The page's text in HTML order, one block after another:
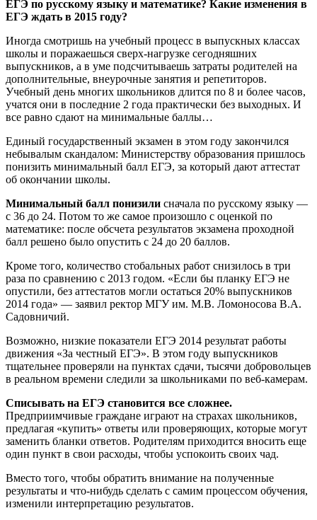
ЕГЭ по русскому языку и математике? Какие изменения в
ЕГЭ ждать в 2015 году?
Иногда смотришь на учебный процесс в выпускных классах
школы и поражаешься сверх-нагрузке сегодняшних
выпускников, а в уме подсчитываешь затраты родителей на
дополнительные, внеурочные занятия и репетиторов.
Учебный день многих школьников длится по 8 и более часов,
учатся они в последние 2 года практически без выходных. И
все равно сдают на минимальные баллы…
Единый государственный экзамен в этом году закончился
небывалым скандалом: Министерству образования пришлось
понизить минимальный балл ЕГЭ, за который дают аттестат
об окончании школы.
Минимальный балл понизили сначала по русскому языку —
с 36 до 24. Потом то же самое произошло с оценкой по
математике: после обсчета результатов экзамена проходной
балл решено было опустить с 24 до 20 баллов.
Кроме того, количество стобальных работ снизилось в три
раза по сравнению с 2013 годом. «Если бы планку ЕГЭ не
опустили, без аттестатов могли остаться 20% выпускников
2014 года» — заявил ректор МГУ им. М.В. Ломоносова В.А.
Садовничий.
Возможно, низкие показатели ЕГЭ 2014 результат работы
движения «За честный ЕГЭ». В этом году выпускников
тщательнее проверяли на пунктах сдачи, тысячи добровольцев
в реальном времени следили за школьниками по веб-камерам.
Списывать на ЕГЭ становится все сложнее.
Предприимчивые граждане играют на страхах школьников,
предлагая «купить» ответы или проверяющих, которые могут
заменить бланки ответов. Родителям приходится вносить еще
один пункт в свои расходы, чтобы успокоить своих чад.
Вместо того, чтобы обратить внимание на полученные
результаты и что-нибудь сделать с самим процессом обучения,
изменили интерпретацию результатов.